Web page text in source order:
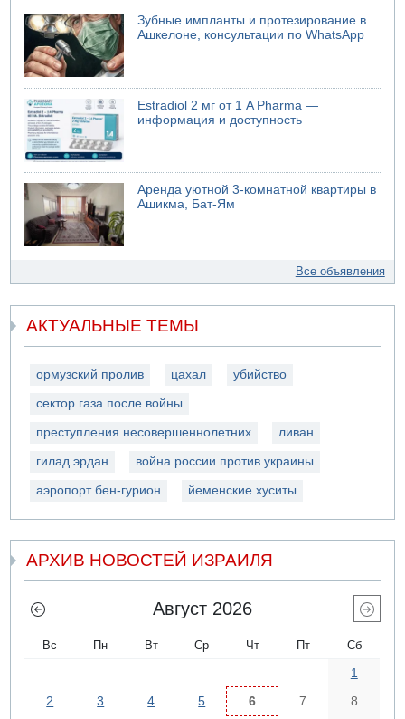
Зубные импланты и протезирование в
Ашкелоне, консультации по WhatsApp
Estradiol 2 мг от 1 A Pharma —
информация и доступность
Аренда уютной 3-комнатной квартиры в
Ашикма, Бат-Ям
Все объявления
АКТУАЛЬНЫЕ ТЕМЫ
ормузский пролив цахал убийство
сектор газа после войны
преступления несовершеннолетних ливан
гилад эрдан война россии против украины
аэропорт бен-гурион йеменские хуситы
АРХИВ НОВОСТЕЙ ИЗРАИЛЯ
Август 2026
Вс Пн Вт Ср Чт Пт Сб
1
2
3 4 5 6 7
8